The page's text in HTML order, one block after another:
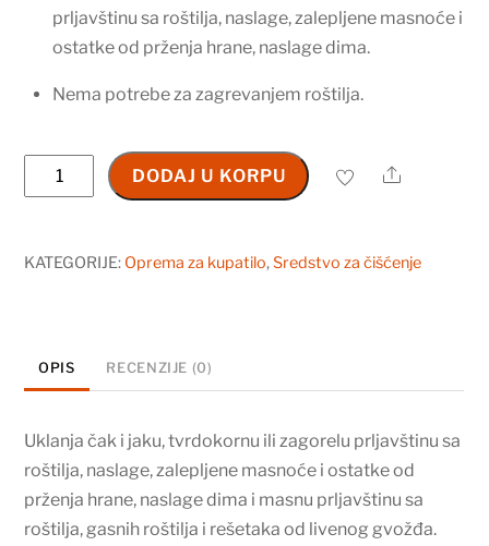
prljavštinu sa roštilja, naslage, zalepljene masnoće i
ostatke od prženja hrane, naslage dima.
Nema potrebe za zagrevanjem roštilja.
Roštilj
čistač
ml
DODAJ U KORPU Share
KATEGORIJE: Oprema za kupatilo,Sredstvo za čišćenje
OPIS RECENZIJE (0)
Uklanja čak i jaku, tvrdokornu ili zagorelu prljavštinu sa
roštilja, naslage, zalepljene masnoće i ostatke od
prženja hrane, naslage dima i masnu prljavštinu sa
roštilja, gasnih roštilja i rešetaka od livenog gvožđa.